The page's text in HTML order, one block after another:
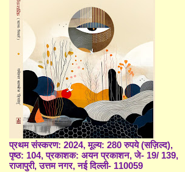
प्रथम संस्करण: 2024, मूल्य: 280 रुपये (सज़िल्द),
पृष्ठ: 104, प्रकाशक: अयन प्रकाशन, जे- 19/ 139,
राजापुरी, उत्तम नगर, नई दिल्ली- 110059